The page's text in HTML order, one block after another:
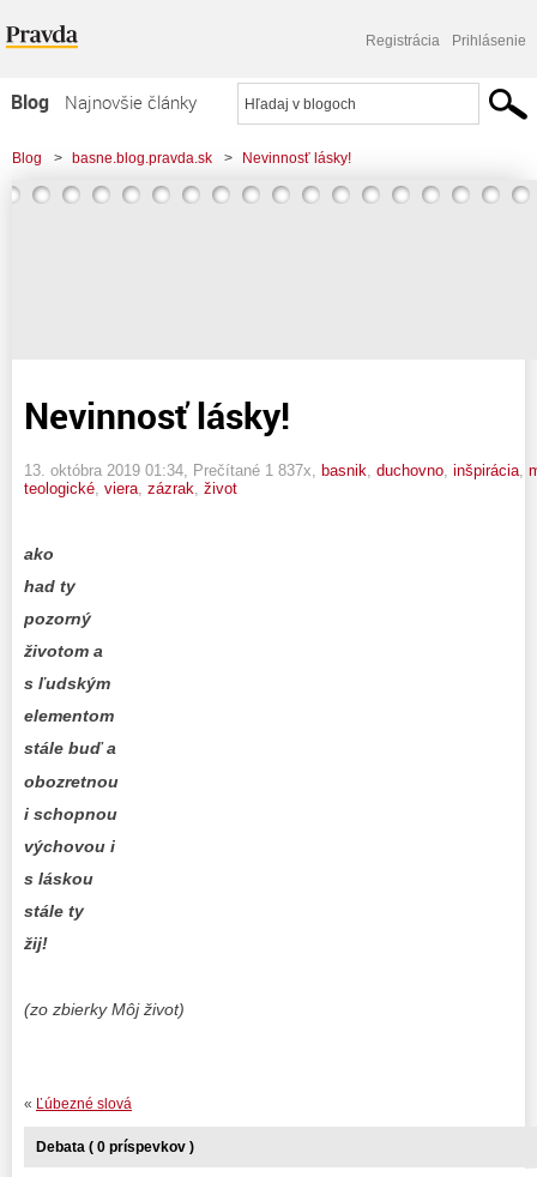
Registrácia Prihlásenie
Blog
Najnovšie články
Najčítanejšie články
Najkomentovanejšie články
Blog > basne.blog.pravda.sk > Nevinnosť lásky!
Nevinnosť lásky!
13. októbra 2019 01:34 , Prečítané 1 837x, basnik duchovno inšpirácia
teologické viera zázrak život
ako
had ty
pozorný
životom a
s ľudským
elementom
stále buď a
obozretnou
i schopnou
výchovou i
s láskou
stále ty
žij!
(zo zbierky Môj život)
« Ľúbezné slová
Debata ( 0 príspevkov )